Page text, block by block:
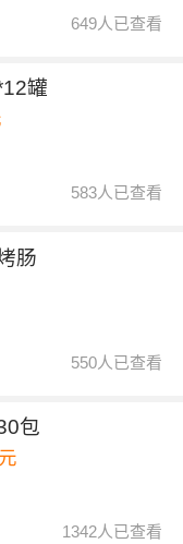
649人已查看
罐
583人已查看
肠
550人已查看
包
1342人已查看